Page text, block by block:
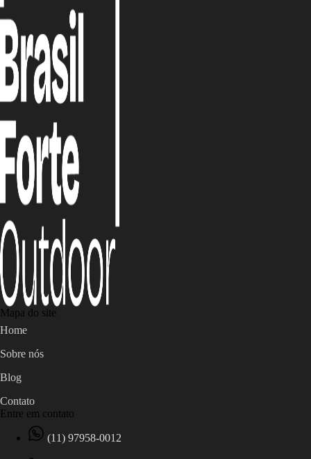
Mapa do site
Home
Sobre nós
Blog
Contato
Entre em contato
(11) 97958-0012